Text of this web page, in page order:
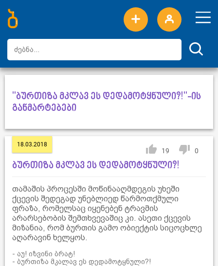
ახალი სიტყვები
ტოპ სიტყვები
დღის ტოპ სიტყვები
ტოპ მომხმარებლები
"ბურთიზა მკლავ ეს დედამოტყნული?!"-ის
განმარტებები
18.03.2018
19 0
ბურთიზა მკლავ ეს დედამოტყნული?!
თამაშის პროცესში მოწინააღმდეგის უხეში
ქცევის შედეგად უნებლიედ წარმოთქმული
ფრაზა, რომელსაც იყენებენ ტრავმის
არარსებობის შემთხვევაშიც კი. ასეთი ქცევის
მიზანია, რომ ბურთის გამო ობიექტის სიცოცხლე
აღარავინ ხელყოს.
- აუ! იზვინი ბრატ!
- ბურთიზა მკალავ ეს დედამოტყნული?!